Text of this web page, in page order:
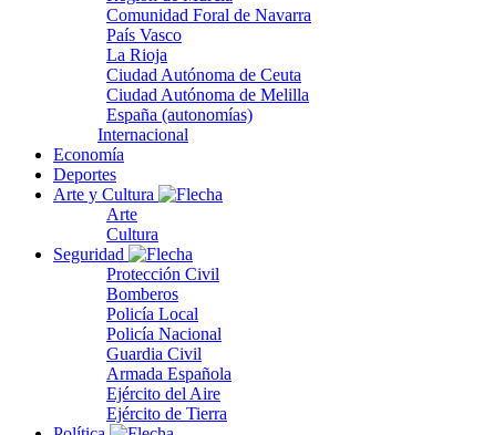
Comunidad Foral de Navarra
País Vasco
La Rioja
Ciudad Autónoma de Ceuta
Ciudad Autónoma de Melilla
España (autonomías)
Internacional
Economía
Deportes
Arte y Cultura
Arte
Cultura
Seguridad
Protección Civil
Bomberos
Policía Local
Policía Nacional
Guardia Civil
Armada Española
Ejército del Aire
Ejército de Tierra